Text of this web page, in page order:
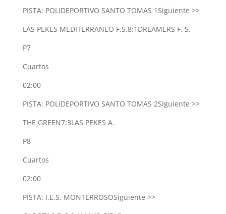
PISTA: POLIDEPORTIVO SANTO TOMAS 1Siguiente >>
LAS PEKES MEDITERRANEO F.S.8:1 DREAMERS F. S.
P7
Cuartos
02:00
PISTA: POLIDEPORTIVO SANTO TOMAS 2Siguiente >>
THE GREEN7:3LAS PEKES A.
P8
Cuartos
02:00
PISTA: I.E.S. MONTERROSOSiguiente >>